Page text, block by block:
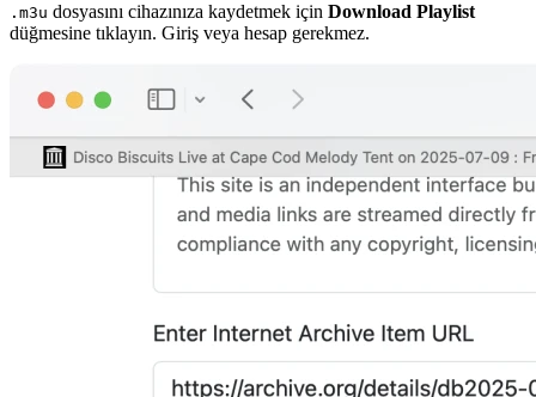
.m3u dosyasını cihazınıza kaydetmek için Download Playlist
düğmesine tıklayın. Giriş veya hesap gerekmez.